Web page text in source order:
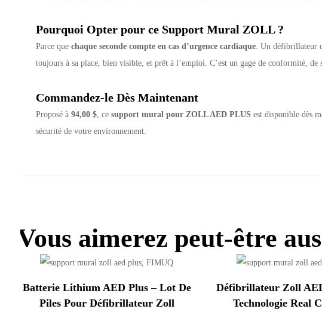
Pourquoi Opter pour ce Support Mural ZOLL ?
Parce quechaque seconde compte en cas d’urgence cardiaque . Un défibrillateur
toujours à sa place, bien visible, et prêt à l’emploi. C’est un gage de conformité, de
Commandez-le Dès Maintenant
Proposé à94,00 $ , cesupport mural pour ZOLL AED PLUS est disponible dès
sécurité de votre environnement.
Vous aimerez peut-être
Batterie Lithium AED Plus – Lot De
Piles Pour Défibrillateur Zoll
Défibrillateur Zoll
Technologie Real